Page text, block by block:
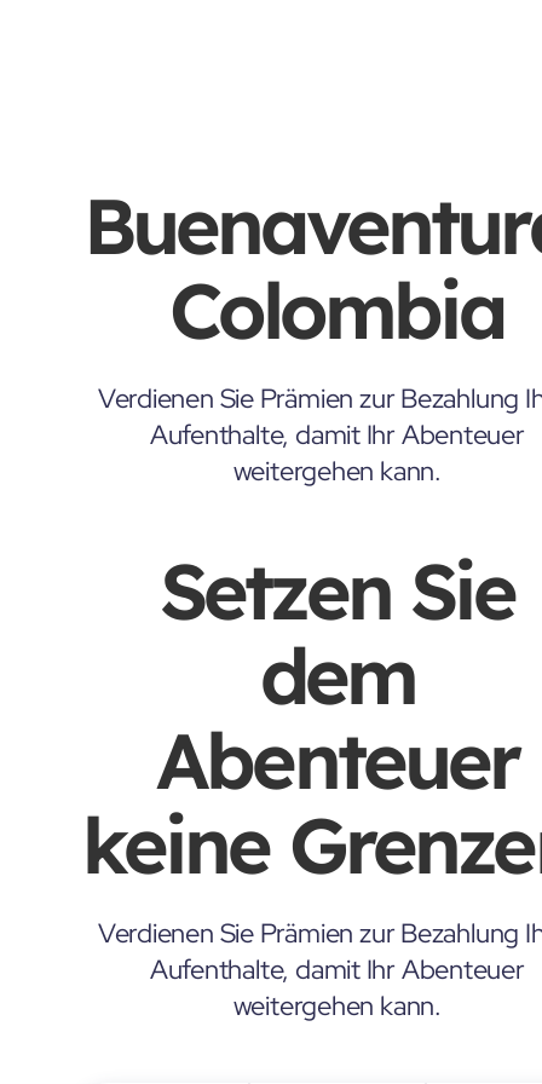
Colombia
Verdienen Sie Prämien zur Bezahlung
Aufenthalte, damit Ihr Abenteuer
weitergehen kann.
Setzen Sie
dem
Abenteuer
keine
Verdienen Sie Prämien zur Bezahlung
Aufenthalte, damit Ihr Abenteuer
weitergehen kann.